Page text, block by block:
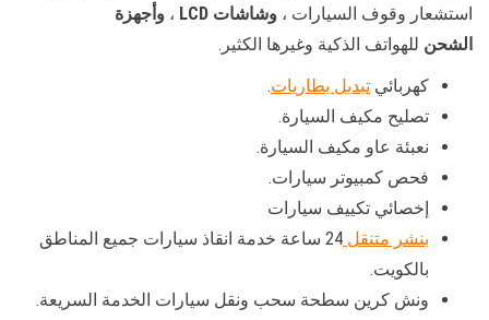
استشعار وقوف السيارات ، وشاشات LCD ، وأجهزة
الشحن للهواتف الذكية وغيرها الكثير.
كهربائي تبديل بطاريات.
تصليح مكيف السيارة.
نعبئة عاو مكيف السيارة.
فحص كمبيوتر سيارات.
إخصائي تكييف سيارات
بنشر متنقل
24 ساعة خدمة انقاذ سيارات جميع المناطق
بالكويت.
ونش كرين سطحة سحب ونقل سيارات الخدمة السريعة.